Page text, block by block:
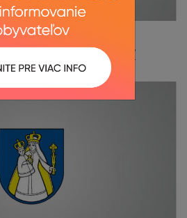
2026-2028 - schválený